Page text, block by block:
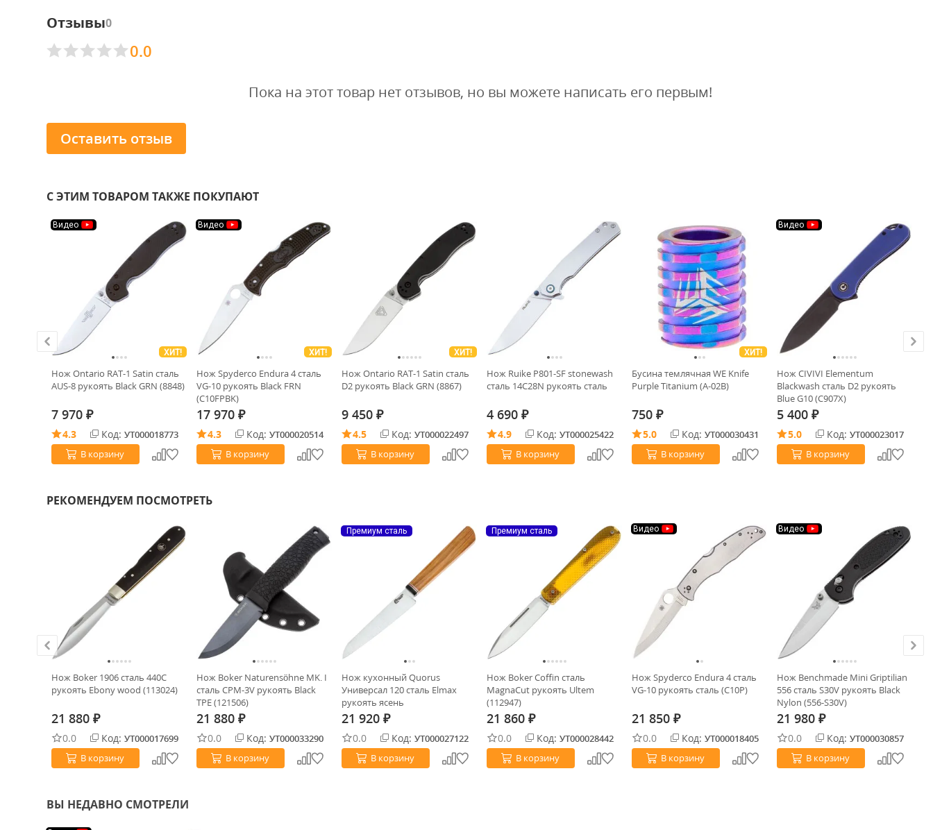
Отзывы0
0.0
Пока на этот товар нет отзывов, но вы можете написать его первым!
Оставить отзыв
С ЭТИМ ТОВАРОМ ТАКЖЕ ПОКУПАЮТ
Видео
ХИТ!
Нож Ontario RAT-1 Satin сталь
AUS-8 рукоять Black GRN (8848)
7 970 ₽
4.3 Код: УТ000018773
В корзину
Видео
ХИТ!
Нож Spyderco Endura 4 сталь
VG-10 рукоять Black FRN
(C10FPBK)
17 970 ₽
4.3 Код: УТ000020514
В корзину
ХИТ!
Нож Ontario RAT-1 Satin сталь
D2 рукоять Black GRN (8867)
9 450 ₽
4.5 Код: УТ000022497
В корзину
Нож Ruike P801-SF stonewash
сталь 14C28N рукоять сталь
4 690 ₽
4.9 Код: УТ000025422
В корзину
ХИТ!
Бусина темлячная WE Knife
Purple Titanium (A-02B)
750 ₽
5.0 Код: УТ000030431
В корзину
Видео
Нож CIVIVI Elementum
Blackwash сталь D2 рукоять
Blue G10 (C907X)
5 400 ₽
5.0 Код: УТ000023017
В корзину
РЕКОМЕНДУЕМ ПОСМОТРЕТЬ
Нож Boker 1906 сталь 440C
рукоять Ebony wood (113024)
21 880 ₽
0.0 Код: УТ000017699
В корзину
Нож Boker Naturensöhne MK. I
сталь CPM-3V рукоять Black
TPE (121506)
21 880 ₽
0.0 Код: УТ000033290
В корзину
Премиум сталь
Нож кухонный Quorus
Универсал 120 сталь Elmax
рукоять ясень
21 920 ₽
0.0 Код: УТ000027122
В корзину
Премиум сталь
Нож Boker Coffin сталь
MagnaCut рукоять Ultem
(112947)
21 860 ₽
0.0 Код: УТ000028442
В корзину
Видео
Нож Spyderco Endura 4 сталь
VG-10 рукоять сталь (C10P)
21 850 ₽
0.0 Код: УТ000018405
В корзину
Видео
Нож Benchmade Mini Griptilian
556 сталь S30V рукоять Black
Nylon (556-S30V)
21 980 ₽
0.0 Код: УТ000030857
В корзину
ВЫ НЕДАВНО СМОТРЕЛИ